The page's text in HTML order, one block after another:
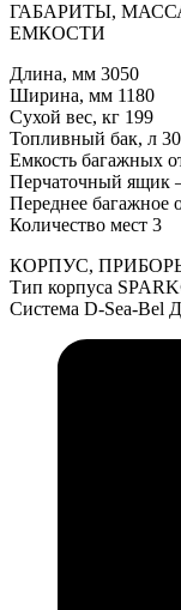
ГАБАРИТЫ,
ЕМКОСТИ
Длина, мм 3050
Ширина, мм 1180
Сухой вес, кг 199
Топливный бак, л 30
Емкость багажных
Перчаточный ящик
Переднее багажное
Количество мест 3
КОРПУС,
Тип корпуса
Система D-Sea-Bel